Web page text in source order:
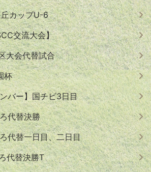
カップU-6
交流大会】
大会代替試合
杯
バー】国チビ3日目
代替決勝
代替一日目、二日目
代替決勝T